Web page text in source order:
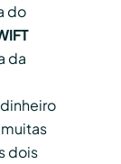
do
da
dois